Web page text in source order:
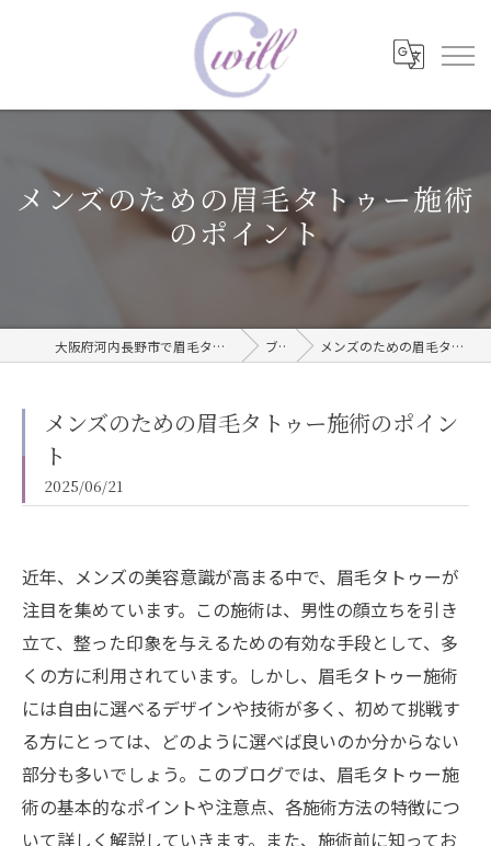
メンズのための眉毛タトゥー施術
のポイント
大阪府河内長野市で眉毛タトゥーならwill care サロン ブログ メンズのための眉毛タトゥー施術のポイント
メンズのための眉毛タトゥー施術のポイン
ト
2025/06/21
近年、メンズの美容意識が高まる中で、眉毛タトゥーが
注目を集めています。この施術は、男性の顔立ちを引き
立て、整った印象を与えるための有効な手段として、多
くの方に利用されています。しかし、眉毛タトゥー施術
には自由に選べるデザインや技術が多く、初めて挑戦す
る方にとっては、どのように選べば良いのか分からない
部分も多いでしょう。このブログでは、眉毛タトゥー施
術の基本的なポイントや注意点、各施術方法の特徴につ
いて詳しく解説していきます。また、施術前に知ってお